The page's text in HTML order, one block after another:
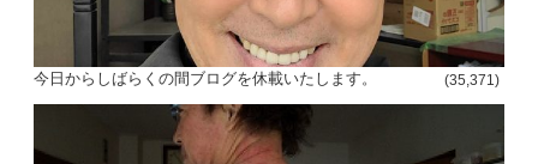
今日からしばらくの間ブログを休載いたします。 (35,371)